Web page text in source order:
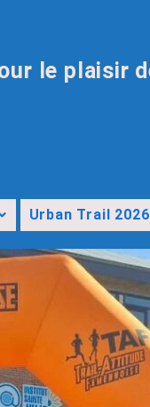
le plaisir
Urban Trail 2026